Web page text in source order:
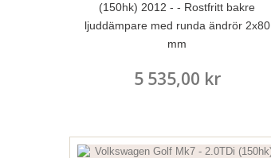
(150hk) 2012 - - Rostfritt bakre
ljuddämpare med runda ändrör 2x80
mm
5 535,00 kr